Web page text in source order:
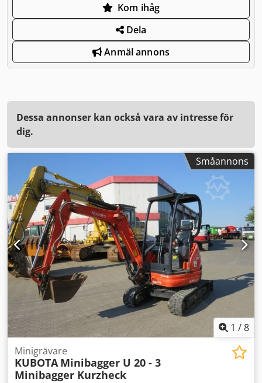
Kom ihåg
Dela
Anmäl annons
Dessa annonser kan också vara av intresse för
dig.
Småannons
1 /8
Minigrävare
KUBOTA Minibagger U 20 - 3
Minibagger Kurzheck